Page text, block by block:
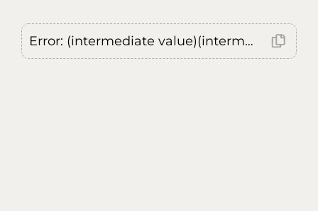
Error: (intermediate value)(intermediate value)(intermediate value).replaceAll is not a function